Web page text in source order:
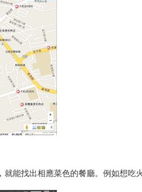
能找出相應菜色的餐廳。例如想吃